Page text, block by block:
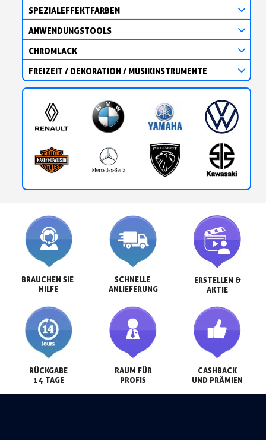
SPEZIALEFFEKTFARBEN
ANWENDUNGSTOOLS
CHROMLACK
FREIZEIT / DEKORATION / MUSIKINSTRUMENTE
BRAUCHEN SIE
HILFE
SCHNELLE
ANLIEFERUNG
ERSTELLEN &
AKTIE
RÜCKGABE
14 TAGE
RAUM FÜR
PROFIS
CASHBACK
UND PRÄMIEN